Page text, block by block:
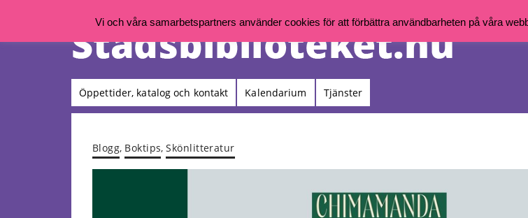
Öppettider, katalog och kontakt Kalendarium Tjänster
Blogg, Boktips,Skönlitteratur
Vi och våra samarbetspartners använder cookies för att förbättra användbarheten på våra